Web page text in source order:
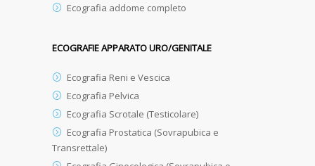
Ecografia addome completo
ECOGRAFIE APPARATO URO/GENITALE
Ecografia Reni e Vescica
Ecografia Pelvica
Ecografia Scrotale (Testicolare)
Ecografia Prostatica (Sovrapubica e
Transrettale)